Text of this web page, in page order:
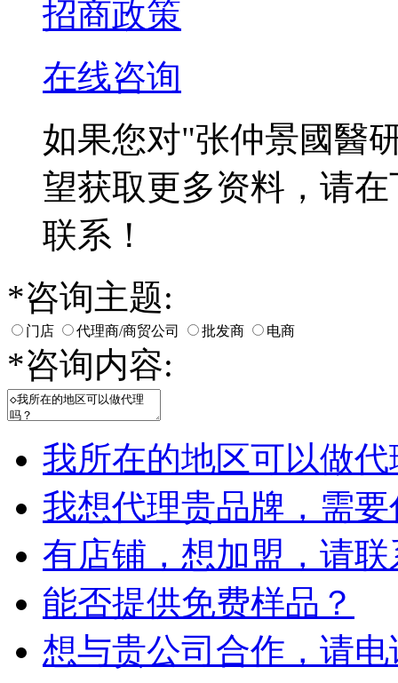
招商政策
在线咨询
如果您对"张仲景國醫
望获取更多资料，请
联系！
*咨询主题:
门店 代理商/商贸公司 批发商 电商
*咨询内容:
我所在的地区可以做
我想代理贵品牌，需
有店铺，想加盟，请
能否提供免费样品？
想与贵公司合作，请